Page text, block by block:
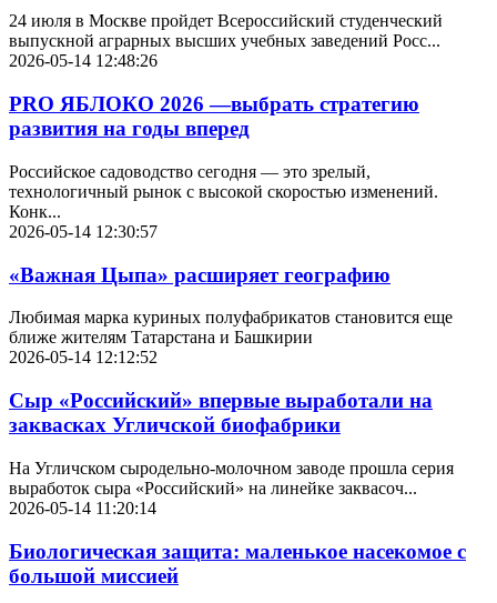
24 июля в Москве пройдет Всероссийский студенческий
выпускной аграрных высших учебных заведений Росс...
2026-05-14 12:48:26
PRO ЯБЛОКО 2026 —выбрать стратегию
развития на годы вперед
Российское садоводство сегодня — это зрелый,
технологичный рынок с высокой скоростью изменений.
Конк...
2026-05-14 12:30:57
«Важная Цыпа» расширяет географию
Любимая марка куриных полуфабрикатов становится еще
ближе жителям Татарстана и Башкирии
2026-05-14 12:12:52
Сыр «Российский» впервые выработали на
заквасках Угличской биофабрики
На Угличском сыродельно-молочном заводе прошла серия
выработок сыра «Российский» на линейке заквасоч...
2026-05-14 11:20:14
Биологическая защита: маленькое насекомое с
большой миссией